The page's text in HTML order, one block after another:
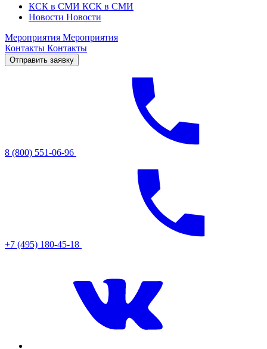
КСК в СМИ КСК в СМИ
Новости Новости
Мероприятия Мероприятия
Контакты Контакты
Отправить заявку
8 (800) 551-06-96
+7 (495) 180-45-18